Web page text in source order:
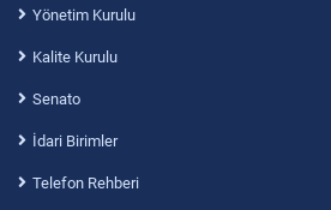
Yönetim Kurulu
Kalite Kurulu
Senato
İdari Birimler
Telefon Rehberi